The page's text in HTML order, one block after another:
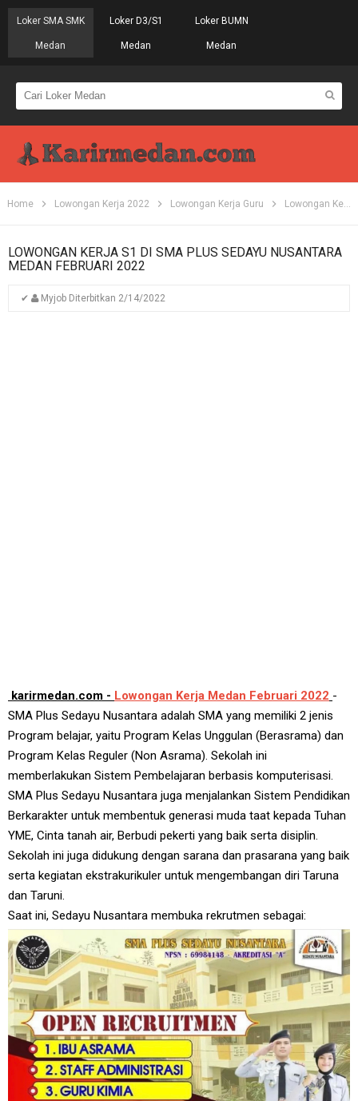
Loker SMA SMK
Medan
Loker D3/S1
Medan
Loker BUMN
Medan
Home Lowongan Kerja 2022 Lowongan Kerja Guru Lowongan Kerja Medan
LOWONGAN KERJA S1 DI SMA PLUS SEDAYU NUSANTARA
MEDAN FEBRUARI 2022
✔ Myjob Diterbitkan 2/14/2022
karirmedan.com - Lowongan Kerja Medan Februari 2022 -
SMA Plus Sedayu Nusantara adalah SMA yang memiliki 2 jenis
Program belajar, yaitu Program Kelas Unggulan (Berasrama) dan
Program Kelas Reguler (Non Asrama). Sekolah ini
memberlakukan Sistem Pembelajaran berbasis komputerisasi.
SMA Plus Sedayu Nusantara juga menjalankan Sistem Pendidikan
Berkarakter untuk membentuk generasi muda taat kepada Tuhan
YME, Cinta tanah air, Berbudi pekerti yang baik serta disiplin.
Sekolah ini juga didukung dengan sarana dan prasarana yang baik
serta kegiatan ekstrakurikuler untuk mengembangan diri Taruna
dan Taruni.
Saat ini, Sedayu Nusantara membuka rekrutmen sebagai: